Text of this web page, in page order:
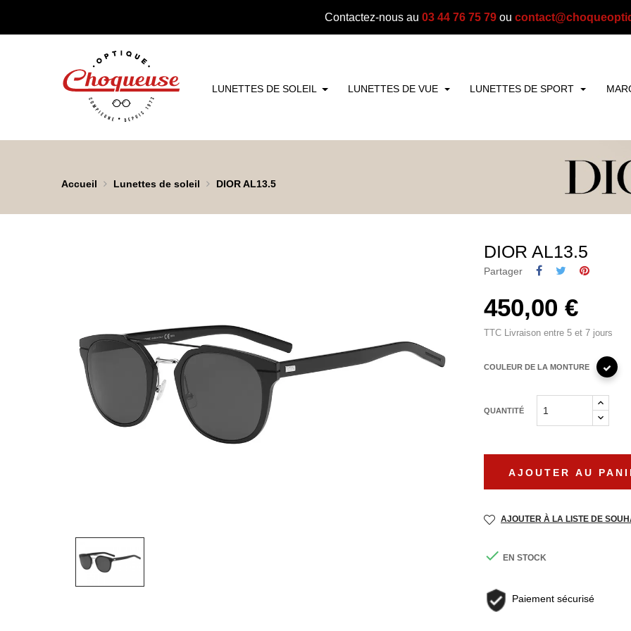
Contactez-nous au 03 44 76 75 79 ou
LUNETTES DE SOLEIL LUNETTES DE VUE LUNETTES DE SPORT
Accueil Lunettes de soleil DIOR AL13.5
DIOR AL13.5
Partager
450,00 €
TTC Livraison entre 5 et 7 jours
COULEUR DE LA MONTURE
QUANTITÉ
AJOUTER AU
AJOUTER À LA LISTE DE
 EN STOCK
Paiement sécurisé